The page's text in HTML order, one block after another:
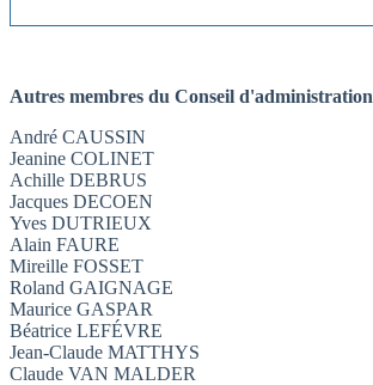
Autres membres du Conseil d'administration
André CAUSSIN
Jeanine COLINET
Achille DEBRUS
Jacques DECOEN
Yves DUTRIEUX
Alain FAURE
Mireille FOSSET
Roland GAIGNAGE
Maurice GASPAR
Béatrice LEFÉVRE
Jean-Claude MATTHYS
Claude VAN MALDER